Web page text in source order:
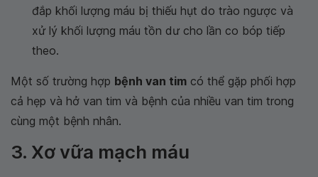
đắp khối lượng máu bị thiếu hụt do trào ngược và
xử lý khối lượng máu tồn dư cho lần co bóp tiếp
theo.
Một số trường hợp bệnh van tim có thể gặp phối hợp
cả hẹp và hở van tim và bệnh của nhiều van tim trong
cùng một bệnh nhân.
3. Xơ vữa mạch máu